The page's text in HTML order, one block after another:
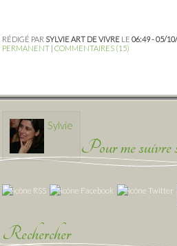
RÉDIGÉ PAR SYLVIE ART DE VIVRE LE 06:49 - 05/
PERMANENT COMMENTAIRES (15)
Sylvie
Pour me suivre
Rechercher